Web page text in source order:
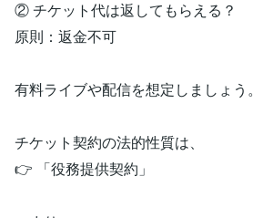
② チケット代は返してもらえる？
原則：返金不可
有料ライブや配信を想定しましょう。
チケット契約の法的性質は、
👉 「役務提供契約」